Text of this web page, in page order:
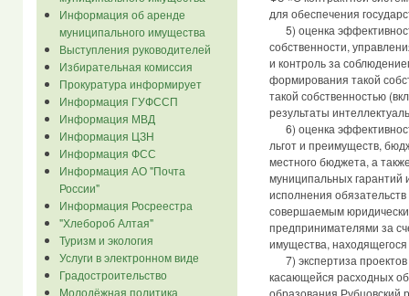
Информация об аренде
муниципального имущества
Выступления руководителей
Избирательная комиссия
Прокуратура информирует
Информация ГУФССП
Информация МВД
Информация ЦЗН
Информация ФСС
Информация АО "Почта
России"
Информация Росреестра
"Хлебороб Алтая"
Туризм и экология
Услуги в электронном виде
Градостроительство
Молодёжная политика
для обеспечения
5) оценка
собственности,
и контроль за
формирования такой
такой собственностью
результаты
6) оценка
льгот и преимуществ,
местного бюджета, а
муниципальных гарантий
исполнения
совершаемым
предпринимателями за
имущества,
7) экспертиза проектов
касающейся расходных